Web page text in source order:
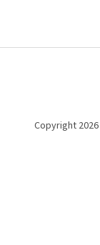
Copyright 2026